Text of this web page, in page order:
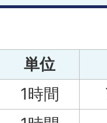
単位
1時間